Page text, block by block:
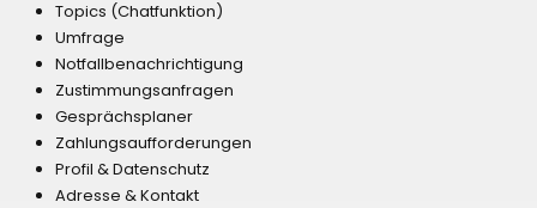
Topics (Chatfunktion)
Umfrage
Notfallbenachrichtigung
Zustimmungsanfragen
Gesprächsplaner
Zahlungsaufforderungen
Profil & Datenschutz
Adresse & Kontakt